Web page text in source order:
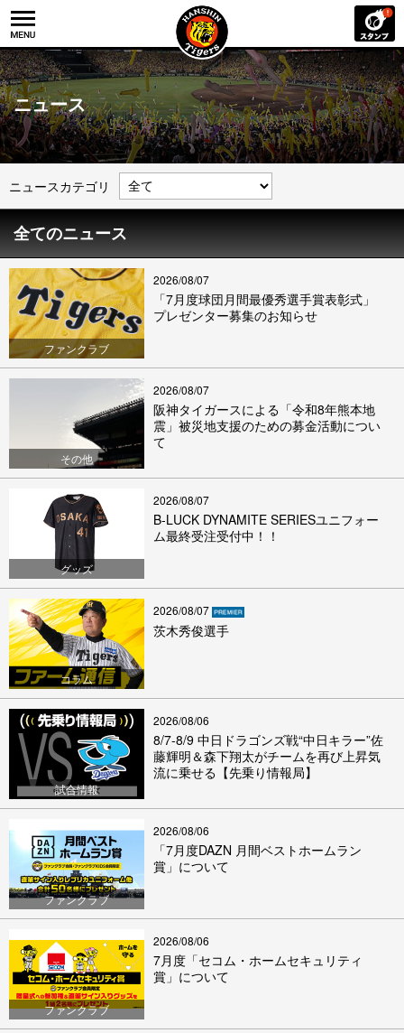
ニュース
ニュースカテゴリ
全てのニュース
ファンクラブ
2026/08/07
「7月度球団月間最優秀選手賞表彰式」
プレゼンター募集のお知らせ
その他
2026/08/07
阪神タイガースによる「令和8年熊本地
震」被災地支援のための募金活動につい
て
グッズ
2026/08/07
B-LUCK DYNAMITE SERIESユニフォー
ム最終受注受付中！！
コラム
2026/08/07
茨木秀俊選手
試合情報
2026/08/06
8/7-8/9 中日ドラゴンズ戦“中日キラー”佐
藤輝明＆森下翔太がチームを再び上昇気
流に乗せる【先乗り情報局】
ファンクラブ
2026/08/06
「7月度DAZN 月間ベストホームラン
賞」について
ファンクラブ
2026/08/06
7月度「セコム・ホームセキュリティ
賞」について